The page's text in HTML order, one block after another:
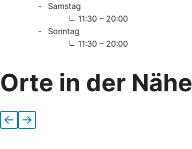
Samstag
11:30 – 20:00
Sonntag
11:30 – 20:00
Orte in der Nähe
Vorherige
Nächste